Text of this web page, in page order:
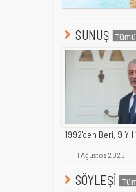
SUNUŞ
1992'den Beri, 9 Yıl
1 Ağustos 2026
SÖYLEŞİ